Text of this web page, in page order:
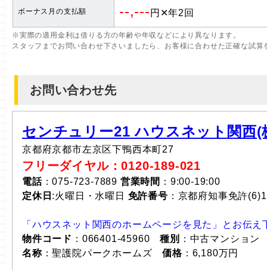
ボーナス月の支払額 --,--- 円✕年2回
※実際の適用金利は借りる方の年齢や年収などにより異なります。
スタッフまでお問い合わせ下さいましたら、お客様に合わせた正確な試算
お問い合わせ先
センチュリー21 ハウスネット関西(
京都府京都市左京区下鴨西本町27
フリーダイヤル：0120-189-021
電話：075-723-7889 営業時間 ：9:00-19:00
定休日 :火曜日・水曜日 免許番号 ：京都府知事免許
「ハウスネット関西のホームページを見た」とお伝え
物件コード ：066401-45960 種別
：中古マンション
名称：聖護院パークホームズ価格：6,180万円